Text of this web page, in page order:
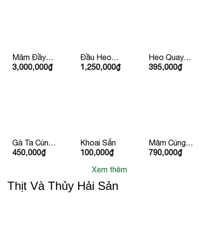
Mâm Đầy
Tháng/Thôi
3,000,000₫
Đầu Heo
Cúng
1,250,000₫
Heo Quay
Con Lớn
395,000₫
Gà Ta Cúng
Hấp Sẵn
450,000₫
Khoai Sắn
100,000₫
Mâm Cúng
Chay – Vạn
790,000₫
Xem thêm
Thịt Và Thủy Hải Sản